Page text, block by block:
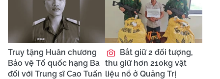
Truy tặng Huân chương
Bảo vệ Tổ quốc hạng Ba
đối với Trung sĩ Cao Tuấn
Bắt giữ 2 đối tượng,
thu giữ hơn 210kg vật
liệu nổ ở Quảng Trị